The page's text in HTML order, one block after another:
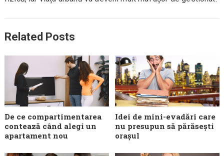
Related Posts
De ce compartimentarea
contează când alegi un
apartament nou
Idei de mini-evadări care
nu presupun să părăsești
orașul